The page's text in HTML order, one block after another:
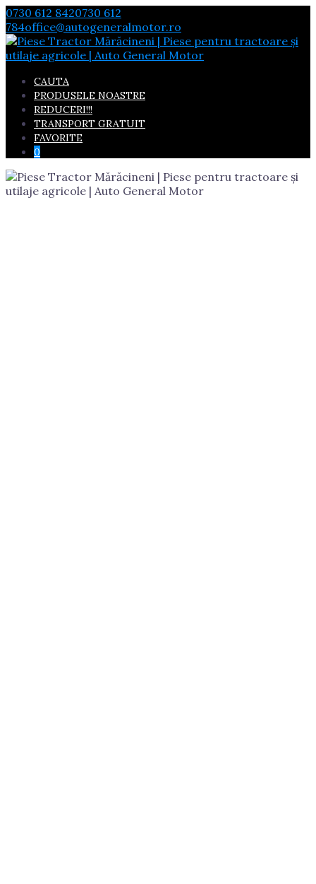
Skip
to
content
0730 612 8420730 612
784office@autogeneralmotor.ro
CAUTA
PRODUSELE NOASTRE
REDUCERI!!!
TRANSPORT GRATUIT
FAVORITE
0